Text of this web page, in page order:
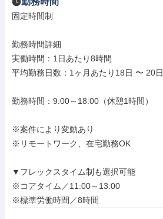
固定時間制
勤務時間詳細
実働時間：1日あたり8時間
平均勤務日数：1ヶ月あたり18日 〜 20日
勤務時間：9:00～18:00（休憩1時間）
※案件により変動あり
※リモートワーク、在宅勤務OK
▼フレックスタイム制も選択可能
※コアタイム／11:00～13:00
※標準労働時間／8時間